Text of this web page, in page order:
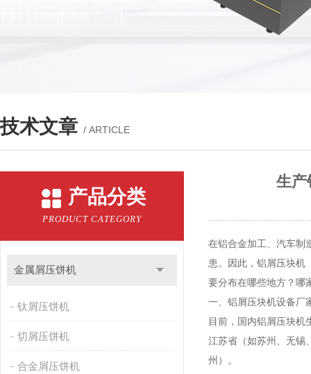
技术文章 / ARTICLE
产品分类
PRODUCT CATEGORY
金属屑压饼机
钛屑压饼机
切屑压饼机
合金屑压饼机
生产
在铝合金加工、汽车制
患。因此，铝屑压块机
要分布在哪些地方？哪
一、铝屑压块机设备厂
目前，国内铝屑压块机
江苏省（如苏州、无锡
州）。